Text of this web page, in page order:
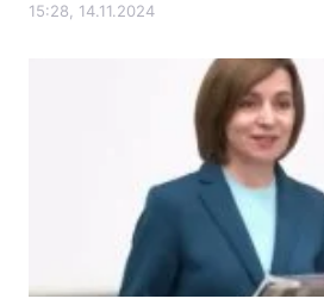
15:28, 14.11.2024